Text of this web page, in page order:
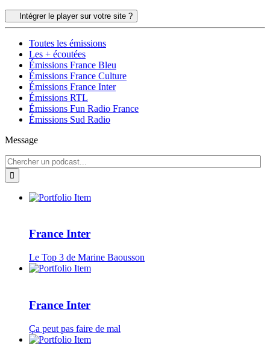
Intégrer le player sur votre site ?
Toutes les émissions
Les + écoutées
Émissions France Bleu
Émissions France Culture
Émissions France Inter
Émissions RTL
Émissions Fun Radio France
Émissions Sud Radio
Message
France Inter
Le Top 3 de Marine Baousson
France Inter
Ça peut pas faire de mal